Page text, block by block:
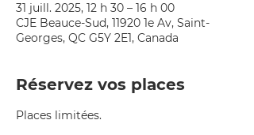
31 juill. 2025, 12 h 30 – 16 h 00
CJE Beauce-Sud, 11920 1e Av, Saint-
Georges, QC G5Y 2E1, Canada
Réservez vos places
Places limitées.